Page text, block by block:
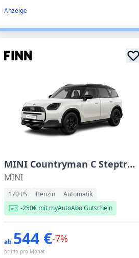
Anzeige
MINI Countryman C Steptronic
MINI
170 PS Benzin
Automatik
-250€ mit myAutoAbo Gutschein
ab 544 €-7%
brutto pro Monat